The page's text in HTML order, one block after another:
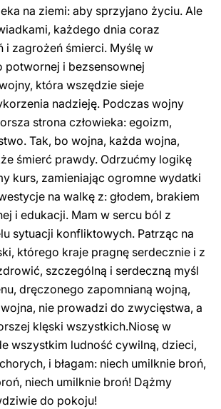
na ziemi: aby sprzyjano życiu. Ale
każdego dnia coraz
i zagrożeń śmierci. Myślę w
potwornej i bezsensownej
która wszędzie sieje
nadzieję. Podczas wojny
strona człowieka: egoizm,
Tak, bo wojna, każda wojna,
śmierć prawdy. Odrzućmy logikę
kurs, zamieniając ogromne wydatki
na walkę z: głodem, brakiem
i edukacji. Mam w sercu ból z
sytuacji konfliktowych. Patrząc na
którego kraje pragnę serdecznie i z
szczególną i serdeczną myśl
dręczonego zapomnianą wojną,
nie prowadzi do zwycięstwa, a
klęski wszystkich.Niosę w
wszystkim ludność cywilną, dzieci,
i błagam: niech umilknie broń,
niech umilknie broń! Dążmy
do pokoju!